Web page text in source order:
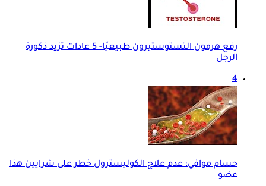
رفع هرمون التستوستيرون طبيعيًا- 5 عادات تزيد ذكورة
الرجل
4
حسام موافي: عدم علاج الكوليسترول خطر على شرايين هذا
عضو